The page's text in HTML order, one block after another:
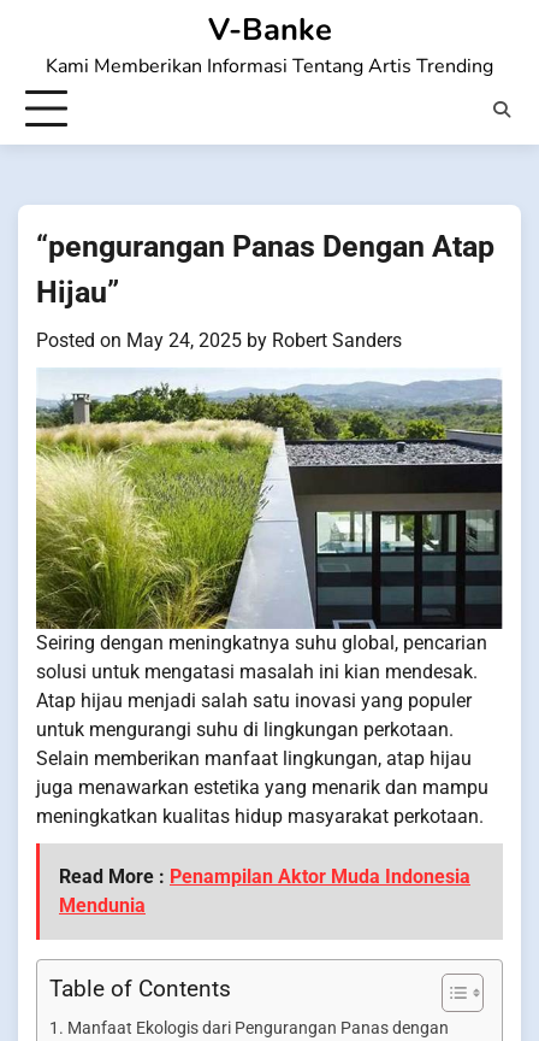
content
V-Banke
Kami Memberikan Informasi Tentang Artis Trending
“pengurangan Panas Dengan Atap
Hijau”
Posted on May 24, 2025 by Robert Sanders
Seiring dengan meningkatnya suhu global, pencarian
solusi untuk mengatasi masalah ini kian mendesak.
Atap hijau menjadi salah satu inovasi yang populer
untuk mengurangi suhu di lingkungan perkotaan.
Selain memberikan manfaat lingkungan, atap hijau
juga menawarkan estetika yang menarik dan mampu
meningkatkan kualitas hidup masyarakat perkotaan.
Read More : Penampilan Aktor Muda Indonesia
Mendunia
Table of Contents
Manfaat Ekologis dari Pengurangan Panas dengan